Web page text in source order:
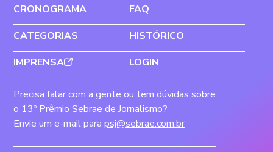
CRONOGRAMA
FAQ
CATEGORIAS
HISTÓRICO
IMPRENSA
LOGIN
Precisa falar com a gente ou tem dúvidas sobre
o 13º Prêmio Sebrae de Jornalismo?
Envie um e-mail para psj@sebrae.com.br